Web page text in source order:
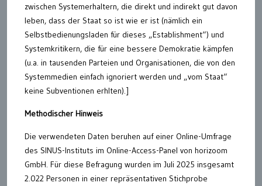
zwischen Systemerhaltern, die direkt und indirekt gut davon
leben, dass der Staat so ist wie er ist (nämlich ein
Selbstbedienungsladen für dieses „Establishment“) und
Systemkritikern, die für eine bessere Demokratie kämpfen
(u.a. in tausenden Parteien und Organisationen, die von den
Systemmedien einfach ignoriert werden und „vom Staat“
keine Subventionen erhlten).]
Methodischer Hinweis
Die verwendeten Daten beruhen auf einer Online-Umfrage
des SINUS-Instituts im Online-Access-Panel von horizoom
GmbH. Für diese Befragung wurden im Juli 2025 insgesamt
2.022 Personen in einer repräsentativen Stichprobe